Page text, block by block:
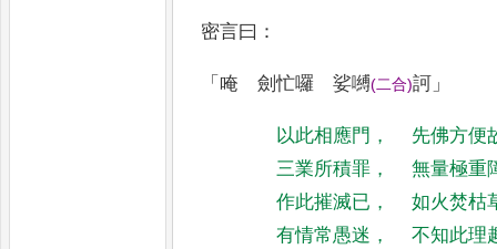
密言曰 ：
「 唵 劍忙囉 娑嚩(二合)訶 」
以此相應門 ，
先佛方便
三業所積罪 ，
無量極重
作此摧滅已 ，
如火焚枯
有情常愚迷 ，
不知此理